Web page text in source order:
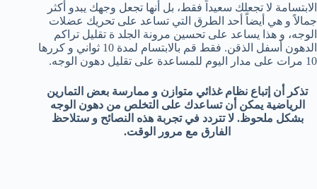
الابتسامة لا تجعلك سعيداً فقط، بل أنها تجعل وجهك يبدو أكثر
جمالاً و هي أيضاً أحد الطرق التي تساعد على تحريك عضلات
الوجه، و هذا يساعد على تحسين مرونة الجلد ة تقليل تراكم
الدهون أسفل الذقن. فقط قم بالابتسام لمدة 10 ثواني و كررها
10 مرات على مدار اليوم للمساعدة على تقليل دهون الوجه.
تذكر أن إتباع نظام غذائي متوازن و ممارسة بعض التمارين
الرياضية يمكن أن تساعدك على التخلص من دهون الوجه
بشكل ملحوظ. لا تتردد في تجربة هذه النصائح و ستلاحظ
الفارق مع مرور الوقت.